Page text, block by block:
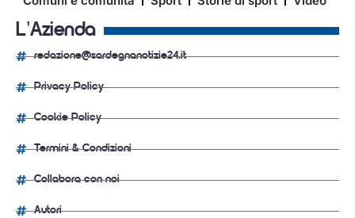
L'Azienda
redazione@sardegnanotizie24.it
Privacy Policy
Cookie Policy
Termini & Condizioni
Collabora con noi
Autori